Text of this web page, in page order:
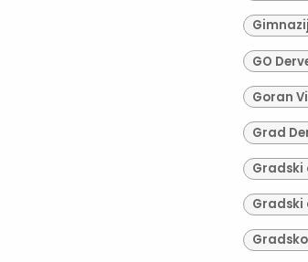
GO
Goran
Grad
Gradski
Gradski